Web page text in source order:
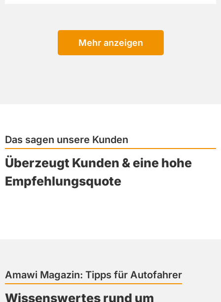
Kostenvoranschläge
Mehr erfahren
Mehr anzeigen
Das sagen unsere Kunden
Überzeugt Kunden & eine hohe
Empfehlungsquote
Amawi Magazin: Tipps für Autofahrer
Wissenswertes rund um